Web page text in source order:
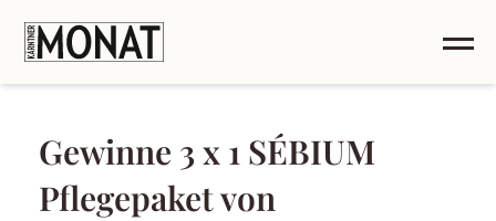
Gewinne 3 x 1 SÉBIUM
Pflegepaket von